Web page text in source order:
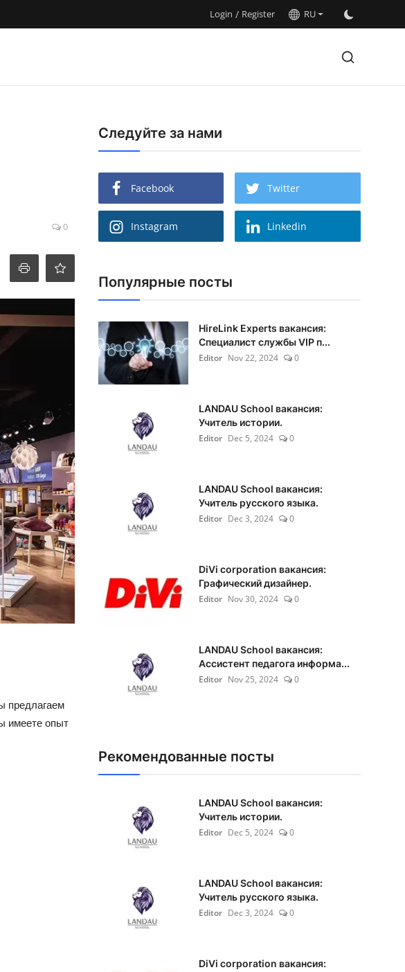
Login / Register RU
0
предлагаем
имеете опыт
Следуйте за нами
Facebook Twitter
Instagram Linkedin
Популярные посты
HireLink Experts вакансия:
Специалист службы VIP п...
Editor Nov 22, 2024 0
LANDAU School вакансия:
Учитель истории.
Editor Dec 5, 2024 0
LANDAU School вакансия:
Учитель русского языка.
Editor Dec 3, 2024 0
DiVi corporation вакансия:
Графический дизайнер.
Editor Nov 30, 2024 0
LANDAU School вакансия:
Ассистент педагога информа...
Editor Nov 25, 2024 0
Рекомендованные посты
LANDAU School вакансия:
Учитель истории.
Editor Dec 5, 2024 0
LANDAU School вакансия:
Учитель русского языка.
Editor Dec 3, 2024 0
DiVi corporation вакансия: